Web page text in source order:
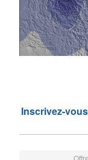
Inscrivez-